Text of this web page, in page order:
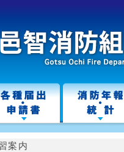
案内